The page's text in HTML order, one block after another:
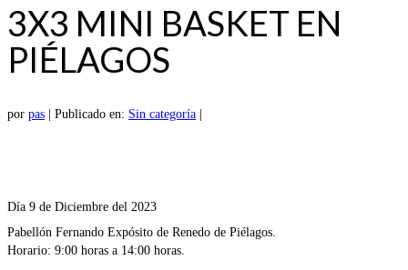
3X3 MINI BASKET EN
PIÉLAGOS
por pas Publicado en: Sin categoría
Día 9 de Diciembre del 2023
Pabellón Fernando Expósito de Renedo de Piélagos.
Horario: 9:00 horas a 14:00 horas.